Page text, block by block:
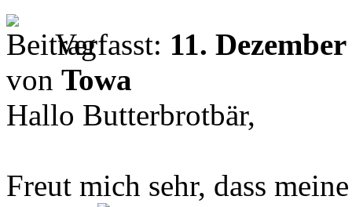
Verfasst: 11.
von Towa
Hallo Butterbrotbär,
Freut mich sehr, dass